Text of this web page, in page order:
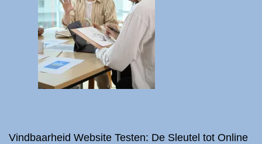
Vindbaarheid Website Testen: De Sleutel tot Online